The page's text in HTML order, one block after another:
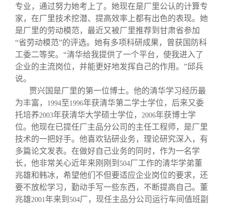
专业，通过努力她考上了。她现在是厂里公认的计算专
家，在厂里技术挖潜、提高效率上都有出色的表现。她
是厂里的劳动模范，最近又被厂里推荐到甘肃省参加
“省劳动模范”的评选。她有多项科研成果，曾获国防科
工委二等奖。“清华给我提供了一个平台，使我进入了
企业的主流岗位，并能更好地发挥自己的作用。”邱兵
说。
贾兴国是厂里的第一位博士。他的清华学习经历最
为丰富，
1994至1996年获清华第二学士学位，后来又委
托培养2003年获清华大学硕士学位， 2006年获博士学
位。他现在已提任厂主品分公司的主任工程师，是厂里
技术的一把好手。他喜欢钻研业务，理论研究深入，有
多篇论文发表。在做好自己业务的同时，作为一名学
长，他非常关心近年来刚刚到 504厂工作的清华学弟董
兆雄和韩冰，希望他们不但要适应企业岗位的要求，还
要不放松学习，勤动手写一些东西，不断提高自己。董
兆雄2001年来到 504厂，现任主品分公司运行车间值班副